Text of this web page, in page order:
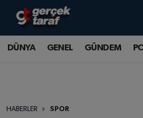
DÜNYA GENEL GÜNDEM
HABERLER SPOR
Canlı TV İzle
DÜNYA
POLİTİKA
Samsun Nöbetçi Eczaneler
Samsun Trafik Yoğunluk